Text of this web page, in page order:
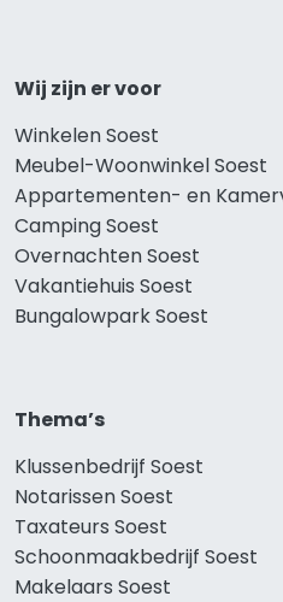
Wij zijn er voor
Winkelen Soest
Meubel-Woonwinkel Soest
Appartementen- en
Camping Soest
Overnachten Soest
Vakantiehuis Soest
Bungalowpark Soest
Thema’s
Klussenbedrijf Soest
Notarissen Soest
Taxateurs Soest
Schoonmaakbedrijf Soest
Makelaars Soest